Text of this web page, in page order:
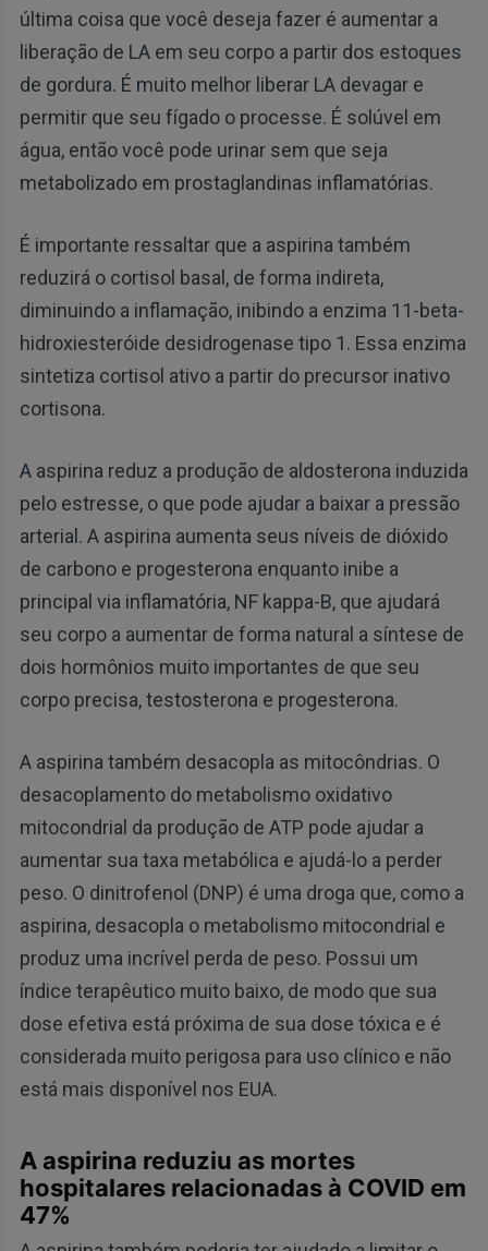
última coisa que você deseja fazer é aumentar a
liberação de LA em seu corpo a partir dos estoques
de gordura. É muito melhor liberar LA devagar e
permitir que seu fígado o processe. É solúvel em
água, então você pode urinar sem que seja
metabolizado em prostaglandinas inflamatórias.
É importante ressaltar que a aspirina também
reduzirá o cortisol basal, de forma indireta,
diminuindo a inflamação, inibindo a enzima 11-beta-
hidroxiesteróide desidrogenase tipo 1. Essa enzima
sintetiza cortisol ativo a partir do precursor inativo
cortisona.
A aspirina reduz a produção de aldosterona induzida
pelo estresse, o que pode ajudar a baixar a pressão
arterial. A aspirina aumenta seus níveis de dióxido
de carbono e progesterona enquanto inibe a
principal via inflamatória, NF kappa-B, que ajudará
seu corpo a aumentar de forma natural a síntese de
dois hormônios muito importantes de que seu
corpo precisa, testosterona e progesterona.
A aspirina também desacopla as mitocôndrias. O
desacoplamento do metabolismo oxidativo
mitocondrial da produção de ATP pode ajudar a
aumentar sua taxa metabólica e ajudá-lo a perder
peso. O dinitrofenol (DNP) é uma droga que, como a
aspirina, desacopla o metabolismo mitocondrial e
produz uma incrível perda de peso. Possui um
índice terapêutico muito baixo, de modo que sua
dose efetiva está próxima de sua dose tóxica e é
considerada muito perigosa para uso clínico e não
está mais disponível nos EUA.
A aspirina reduziu as mortes
hospitalares relacionadas à COVID em
47%